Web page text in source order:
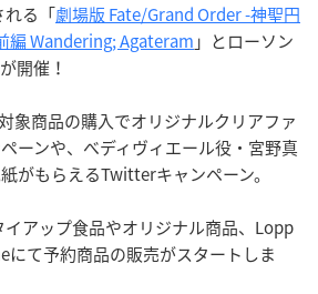
れる「劇場版 Fate/Grand Order -神聖円
編 Wandering; Agateram 」とローソン
開催！
象商品の購入でオリジナルクリアファ
ーンや、べディヴィエール役・宮野真
がもらえるTwitterキャンペーン。
アップ食品やオリジナル商品、Lopp
にて予約商品の販売がスタートしま